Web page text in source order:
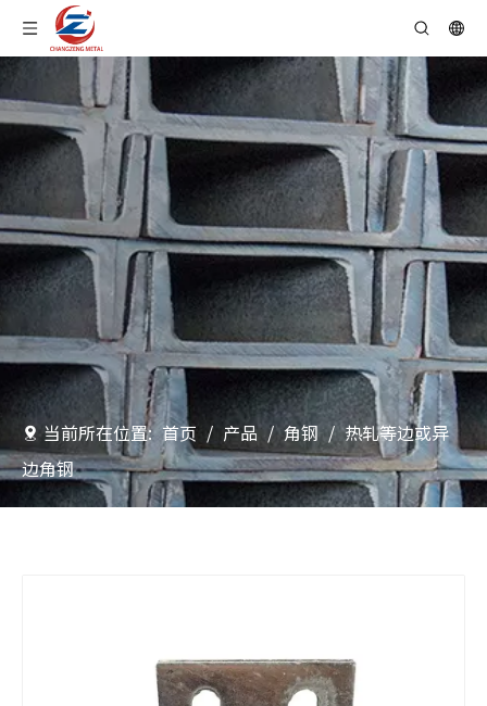
当前所在位置: 首页 / 产品 / 角钢 / 热轧等边或异
边角钢